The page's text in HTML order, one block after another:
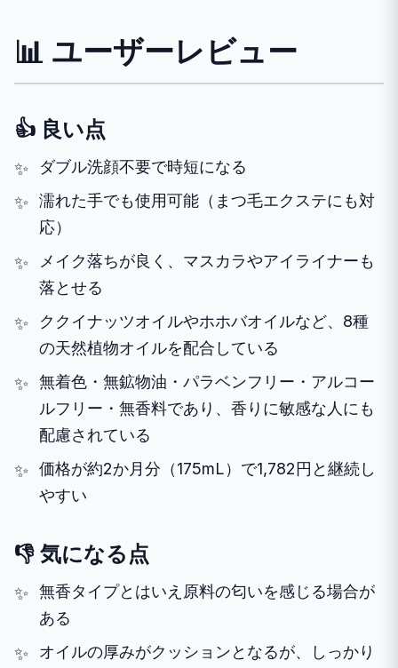
📊 ユーザーレビュー
👍 良い点
ダブル洗顔不要で時短になる
濡れた手でも使用可能（まつ毛エクステにも対
応）
メイク落ちが良く、マスカラやアイライナーも
落とせる
ククイナッツオイルやホホバオイルなど、8種
の天然植物オイルを配合している
無着色・無鉱物油・パラベンフリー・アルコー
ルフリー・無香料であり、香りに敏感な人にも
配慮されている
価格が約2か月分（175mL）で1,782円と継続し
やすい
👎 気になる点
無香タイプとはいえ原料の匂いを感じる場合が
ある
オイルの厚みがクッションとなるが、しっかり